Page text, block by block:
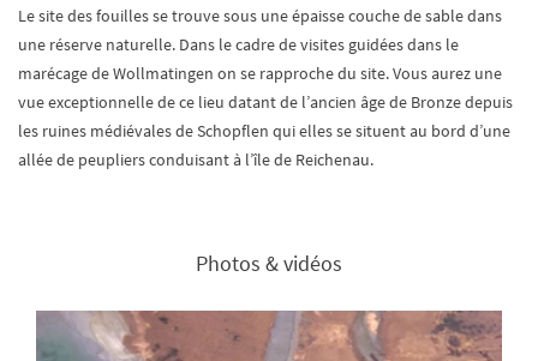
Le site des fouilles se trouve sous une épaisse couche de sable dans
une réserve naturelle. Dans le cadre de visites guidées dans le
marécage de Wollmatingen on se rapproche du site. Vous aurez une
vue exceptionnelle de ce lieu datant de l’ancien âge de Bronze depuis
les ruines médiévales de Schopflen qui elles se situent au bord d’une
allée de peupliers conduisant à l’île de Reichenau.
Photos & vidéos